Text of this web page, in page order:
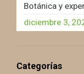
Botánica y
diciembre 3,
Categorías